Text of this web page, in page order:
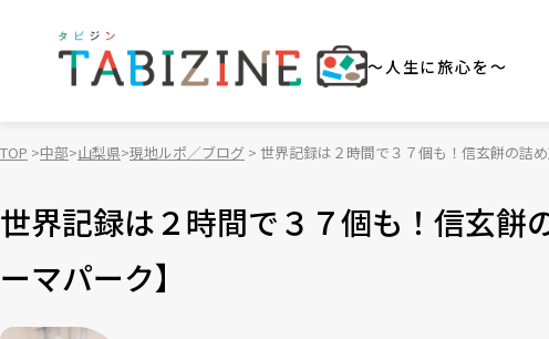
～人生に旅心を～
TOP 中部 山梨県 現地ルポ／ブログ 世界記録は２時間で３７個も！信玄餅の詰
世界記録は２時間で３７個も！信玄餅
ーマパーク】